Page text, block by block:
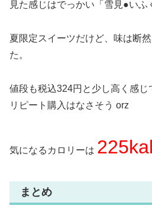
見た感じはでっかい「雪見●いふ
夏限定スイーツだけど、味は断
た。
値段も税込324円と少し高く感じ
リピート購入はなさそう orz
気になるカロリーは 225kal
まとめ